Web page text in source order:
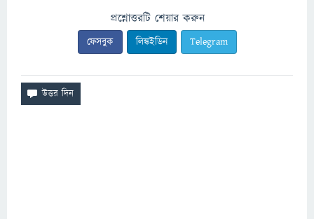
প্রশ্নোত্তরটি শেয়ার করুন
ফেসবুক লিঙ্কইডিন Telegram